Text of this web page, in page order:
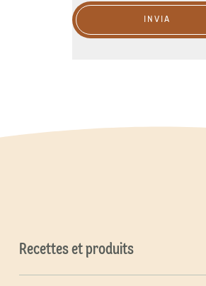
INVIA
Recettes et produits